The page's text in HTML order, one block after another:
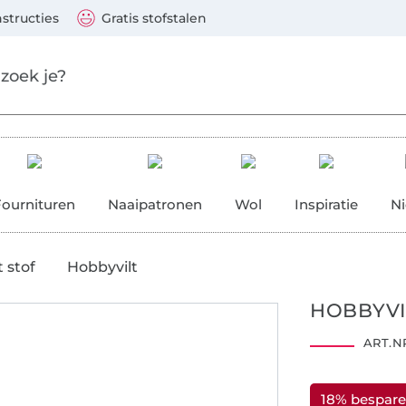
Gratis stofstalen
Naaipatronen Wol Inspiratie
stof Hobbyvilt
18%
Mastercard, PayPal, iDeal, Vooruitbetaling via